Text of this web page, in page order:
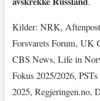
Kilder: NRK,
Forsvarets Forum, UK
CBS News, Life in
Fokus 2025/2026,
2025, Regjeringen.no,